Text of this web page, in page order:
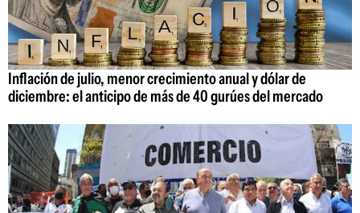
Inflación de julio, menor crecimiento anual y dólar de
diciembre: el anticipo de más de 40 gurúes del mercado